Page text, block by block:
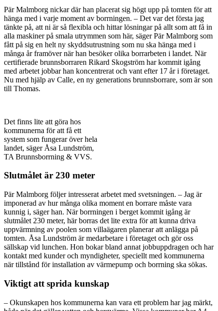
Pär Malmborg nickar där han placerat sig högt upp på tomten för att
hänga med i varje moment av borrningen. – Det var det första jag
tänkte på, att ni är så flexibla och hittar lösningar på allt som att få in
alla maskiner på smala utrymmen som här, säger Pär Malmborg som
fått på sig en helt ny skyddsutrustning som nu ska hänga med i
många år framöver när han besöker olika borrarbeten i landet. När
certifierade brunnsborraren Rikard Skogström har kommit igång
med arbetet jobbar han koncentrerat och vant efter 17 år i företaget.
Nu med hjälp av Calle, en ny generations brunnsborrare, som är son
till Thomas.
Det finns lite att göra hos
kommunerna för att få ett
system som fungerar över hela
landet, säger Åsa Lundström,
TA Brunnsborrning & VVS.
Slutmålet är 230 meter
Pär Malmborg följer intresserat arbetet med svetsningen. – Jag är
imponerad av hur många olika moment en borrare måste vara
kunnig i, säger han. När borrningen i berget kommit igång är
slutmålet 230 meter, här borras det lite extra för att kunna driva
uppvärmning av poolen som villaägaren planerar att anlägga på
tomten. Åsa Lundström är medarbetare i företaget och gör oss
sällskap vid lunchen. Hon bokar bland annat jobbuppdragen och har
kontakt med kunder och myndigheter, speciellt med kommunerna
när tillstånd för installation av värmepump och borrning ska sökas.
Viktigt att sprida kunskap
– Okunskapen hos kommunerna kan vara ett problem har jag märkt,